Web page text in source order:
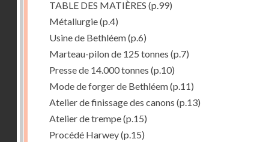
TABLE DES MATIÈRES (p.99)
Métallurgie(p.4)
Usine de Bethléem(p.6)
Marteau-pilon de 125 tonnes (p.7)
Presse de 14.000 tonnes (p.10)
Mode de forger de Bethléem(p.11)
Atelier de finissage des canons (p.13)
Atelier de trempe(p.15)
Procédé Harwey(p.15)